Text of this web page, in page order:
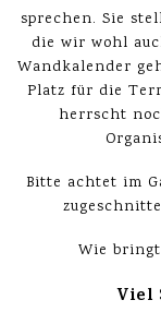
sprechen. Sie
die wir wohl
Wandkalender
Platz für die
herrscht
Bitte achtet im
Wie
Viel